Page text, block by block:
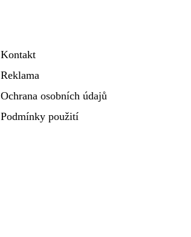
Kontakt
Reklama
Ochrana osobních údajů
Podmínky použití